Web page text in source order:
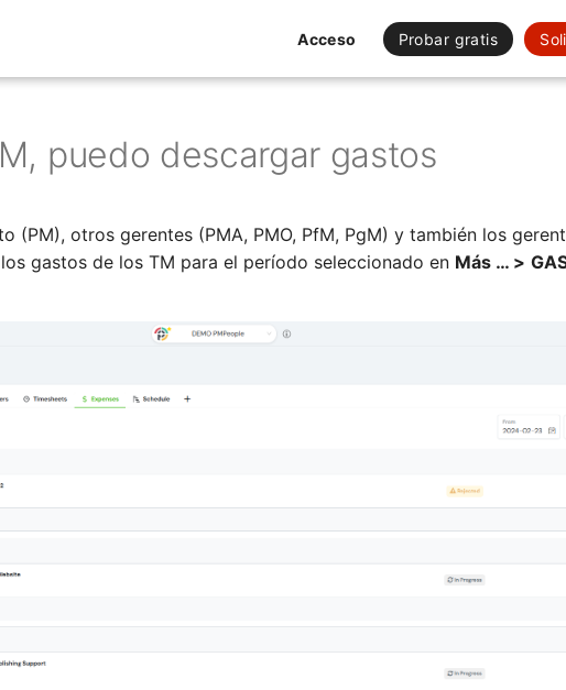
Acceso Probar gratis
puedo descargar gastos
(PM), otros gerentes (PMA, PMO, PfM, PgM) y también los
gastos de los TM para el período seleccionado en Más … >